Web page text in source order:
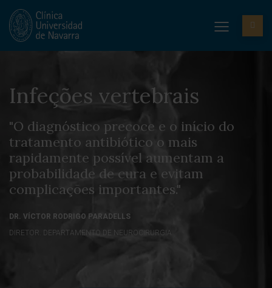
Infeções vertebrais
"O diagnóstico precoce e o início do
tratamento antibiótico o mais
rapidamente possível aumentam a
probabilidade de cura e evitam
complicações importantes."
DR. VÍCTOR RODRIGO PARADELLS
DIRETOR. DEPARTAMENTO DE NEUROCIRURGIA